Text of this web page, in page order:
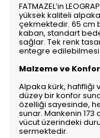
FATMAZEL’in
yüksek kaliteli
çekmektedir. 65 cm
kaban, standart
sağlar. Tek renk
entegre
Malzeme ve Konfor
Alpaka kürk, hafifliği
düzey bir konfor
özelliği sayesinde,
sunar. Mankenin 173
vücut üzerindeki
sermektedir.